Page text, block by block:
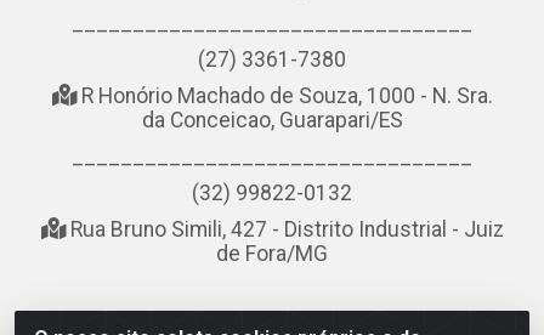
(27) 3361-7380
R Honório Machado de Souza, 1000 - N. Sra.
da Conceicao, Guarapari/ES
(32) 99822-0132
Rua Bruno Simili, 427 - Distrito Industrial - Juiz
de Fora/MG